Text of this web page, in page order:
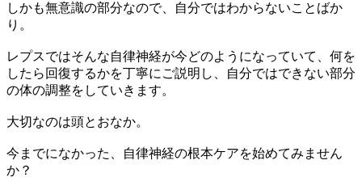
しかも無意識の部分なので、自分ではわからないことばか
り。
レプスではそんな自律神経が今どのようになっていて、何を
したら回復するかを丁寧にご説明し、自分ではできない部分
の体の調整をしていきます。
大切なのは頭とおなか。
今までになかった、自律神経の根本ケアを始めてみません
か？